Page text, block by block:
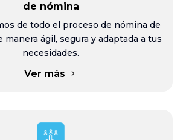
de nómina
de todo el proceso de nómina de
manera ágil, segura y adaptada a tus
necesidades.
Ver más